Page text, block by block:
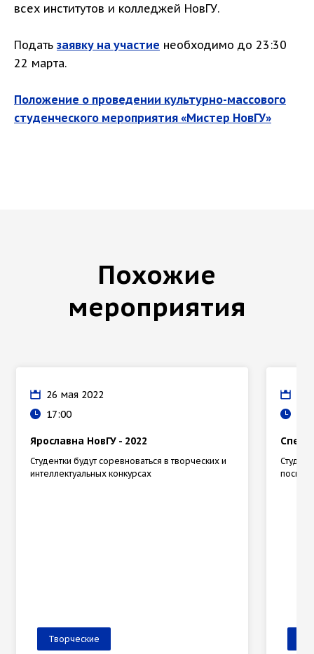
всех институтов и колледжей НовГУ.
Подать заявку на участие необходимо до 23:30
22 марта.
Положение о проведении культурно-массового
студенческого мероприятия «Мистер НовГУ»
Похожие
мероприятия
26 мая 2022
17:00
Ярославна НовГУ - 2022
Студентки будут соревноваться в творческих и
интеллектуальных конкурсах
Творческие